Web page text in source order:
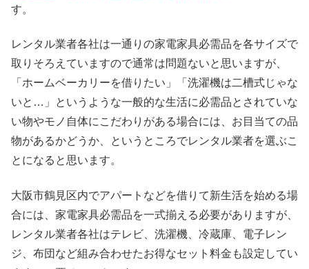
す。
レンタル業者各社は一通りの家電家具必需品を各サイズで
取りそろえていますので通常は問題ないと思いますが、
「ホームベーカリーを借りたい」「洗濯機は二槽式じゃな
いと…」というような一般的な生活に必需品とされていな
い物やモノ自体にこだわりがある場合には、お目当ての品
物があるかどうか、というところでレンタル業者を選ぶこ
とになると思います。
大阪市鶴見区内でアパートなどを借りて新生活を始める場
合には、家電家具必需品を一式揃える必要がありますが、
レンタル業者各社はテレビ、洗濯機、冷蔵庫、電子レン
ジ、布団など組み合わせたお得なセット料金も設定してい